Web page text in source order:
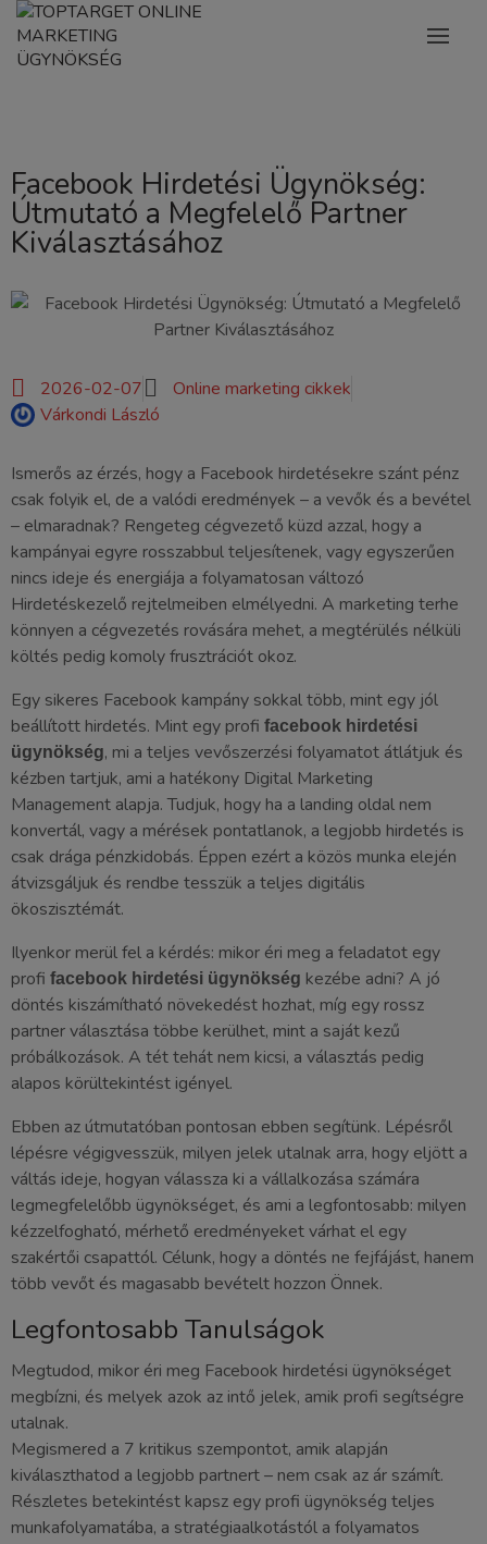
Facebook Hirdetési Ügynökség:
Útmutató a Megfelelő Partner
Kiválasztásához
2026-02-07
Online marketing cikkek
Várkondi László
Ismerős az érzés, hogy a Facebook hirdetésekre szánt pénz
csak folyik el, de a valódi eredmények – a vevők és a bevétel
– elmaradnak? Rengeteg cégvezető küzd azzal, hogy a
kampányai egyre rosszabbul teljesítenek, vagy egyszerűen
nincs ideje és energiája a folyamatosan változó
Hirdetéskezelő rejtelmeiben elmélyedni. A marketing terhe
könnyen a cégvezetés rovására mehet, a megtérülés nélküli
költés pedig komoly frusztrációt okoz.
Egy sikeres Facebook kampány sokkal több, mint egy jól
beállított hirdetés. Mint egy profi facebook hirdetési
ügynökség, mi a teljes vevőszerzési folyamatot átlátjuk és
kézben tartjuk, ami a hatékony Digital Marketing
Management alapja. Tudjuk, hogy ha a landing oldal nem
konvertál, vagy a mérések pontatlanok, a legjobb hirdetés is
csak drága pénzkidobás. Éppen ezért a közös munka elején
átvizsgáljuk és rendbe tesszük a teljes digitális
ökoszisztémát.
Ilyenkor merül fel a kérdés: mikor éri meg a feladatot egy
profi facebook hirdetési ügynökség kezébe adni? A jó
döntés kiszámítható növekedést hozhat, míg egy rossz
partner választása többe kerülhet, mint a saját kezű
próbálkozások. A tét tehát nem kicsi, a választás pedig
alapos körültekintést igényel.
Ebben az útmutatóban pontosan ebben segítünk. Lépésről
lépésre végigvesszük, milyen jelek utalnak arra, hogy eljött a
váltás ideje, hogyan válassza ki a vállalkozása számára
legmegfelelőbb ügynökséget, és ami a legfontosabb: milyen
kézzelfogható, mérhető eredményeket várhat el egy
szakértői csapattól. Célunk, hogy a döntés ne fejfájást, hanem
több vevőt és magasabb bevételt hozzon Önnek.
Legfontosabb Tanulságok
Megtudod, mikor éri meg Facebook hirdetési ügynökséget
megbízni, és melyek azok az intő jelek, amik profi segítségre
utalnak.
Megismered a 7 kritikus szempontot, amik alapján
kiválaszthatod a legjobb partnert – nem csak az ár számít.
Részletes betekintést kapsz egy profi ügynökség teljes
munkafolyamatába, a stratégiaalkotástól a folyamatos